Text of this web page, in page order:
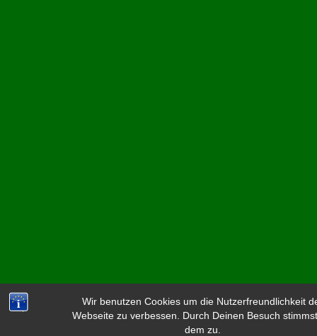
Wir benutzen Cookies um die Nutzerfreundlichkeit
Webseite zu verbessen. Durch Deinen Besuch
dem zu.